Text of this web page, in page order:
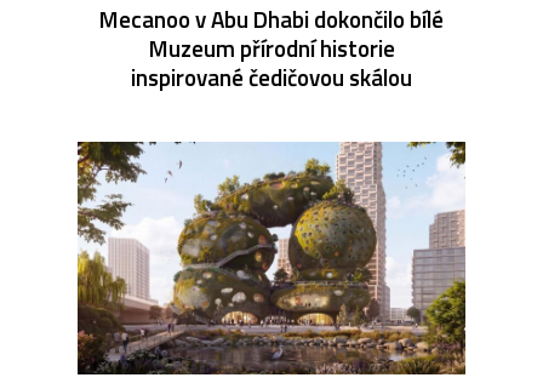
Mecanoo v Abu Dhabi dokončilo bílé
Muzeum přírodní historie
inspirované čedičovou skálou